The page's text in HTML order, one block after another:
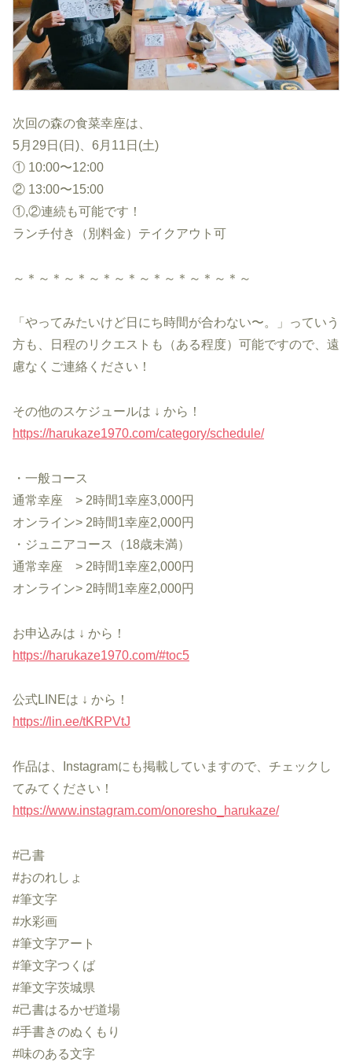
次回の森の食菜幸座は、
5月29日(日)、6月11日(土)
① 10:00〜12:00
② 13:00〜15:00
①,②連続も可能です！
ランチ付き（別料金）テイクアウト可
～＊～＊～＊～＊～＊～＊～＊～＊～＊～
「やってみたいけど日にち時間が合わない〜。」っていう
方も、日程のリクエストも（ある程度）可能ですので、遠
慮なくご連絡ください！
その他のスケジュールは ↓ から！
https://harukaze1970.com/category/schedule/
・一般コース
通常幸座 > 2時間1幸座3,000円
オンライン> 2時間1幸座2,000円
・ジュニアコース（18歳未満）
通常幸座 > 2時間1幸座2,000円
オンライン> 2時間1幸座2,000円
お申込みは ↓ から！
https://harukaze1970.com/#toc5
公式LINEは ↓ から！
https://lin.ee/tKRPVtJ
作品は、Instagramにも掲載していますので、チェックし
てみてください！
https://www.instagram.com/onoresho_harukaze/
#己書
#おのれしょ
#筆文字
#水彩画
#筆文字アート
#筆文字つくば
#筆文字茨城県
#己書はるかぜ道場
#手書きのぬくもり
#味のある文字